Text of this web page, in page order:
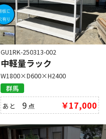
GU1RK-250313-002
中軽量ラック
W1800×D600×H2400
群馬
あと 9 点 ￥17,000